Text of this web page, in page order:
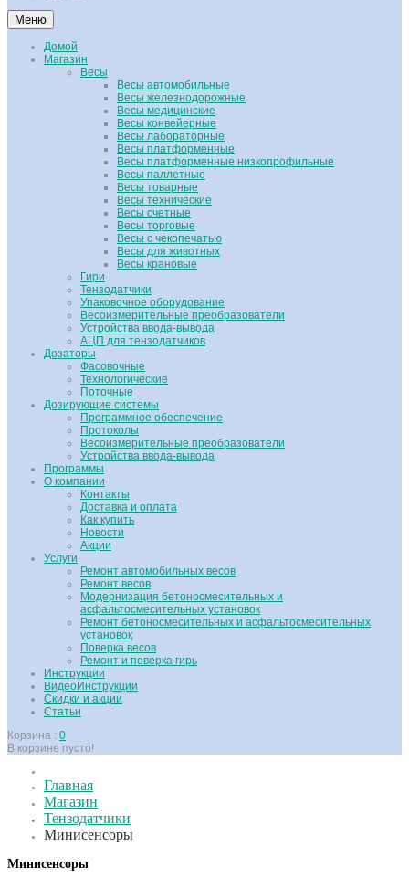
Меню
Домой
Магазин
Весы
Весы автомобильные
Весы железнодорожные
Весы медицинские
Весы конвейерные
Весы лабораторные
Весы платформенные
Весы платформенные низкопрофильные
Весы паллетные
Весы товарные
Весы технические
Весы счетные
Весы торговые
Весы с чекопечатью
Весы для животных
Весы крановые
Гири
Тензодатчики
Упаковочное оборудование
Весоизмерительные преобразователи
Устройства ввода-вывода
АЦП для тензодатчиков
Дозаторы
Фасовочные
Технологические
Поточные
Дозирующие системы
Программное обеспечение
Протоколы
Весоизмерительные преобразователи
Устройства ввода-вывода
Программы
О компании
Контакты
Доставка и оплата
Как купить
Новости
Акции
Услуги
Ремонт автомобильных весов
Ремонт весов
Модернизация бетоносмесительных и
асфальтосмесительных установок
Ремонт бетоносмесительных и асфальтосмесительных
установок
Поверка весов
Ремонт и поверка гирь
Инструкции
ВидеоИнструкции
Скидки и акции
Статьи
Корзина : 0
В корзине пусто!
Главная
Магазин
Тензодатчики
Минисенсоры
Минисенсоры